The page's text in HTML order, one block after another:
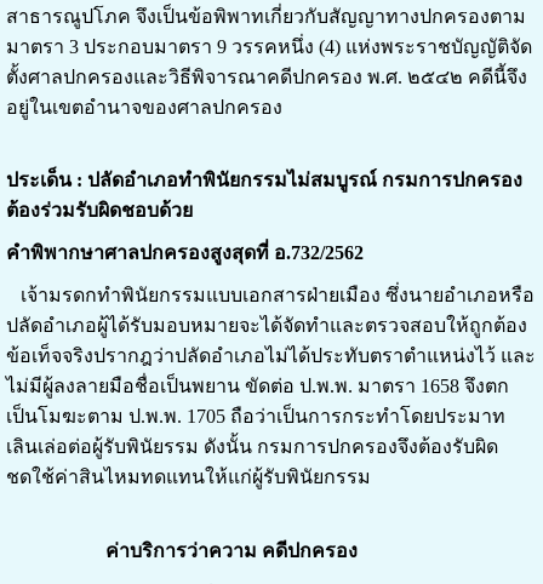
สาธารณูปโภค จึงเป็นข้อพิพาทเกี่ยวกับสัญญาทางปกครองตาม
มาตรา 3 ประกอบมาตรา 9 วรรคหนึ่ง (4) แห่งพระราชบัญญัติจัด
ตั้งศาลปกครองและวิธีพิจารณาคดีปกครอง พ.ศ. ๒๕๔๒ คดีนี้จึง
อยู่ในเขตอำนาจของศาลปกครอง
ประเด็น : ปลัดอำเภอทำพินัยกรรมไม่สมบูรณ์ กรมการปกครอง
ต้องร่วมรับผิดชอบด้วย
คำพิพากษาศาลปกครองสูงสุดที่ อ.732/2562
เจ้ามรดกทำพินัยกรรมแบบเอกสารฝ่ายเมือง ซึ่งนายอำเภอหรือ
ปลัดอำเภอผู้ได้รับมอบหมายจะได้จัดทำและตรวจสอบให้ถูกต้อง
ข้อเท็จจริงปรากฎว่าปลัดอำเภอไม่ได้ประทับตราตำแหน่งไว้ และ
ไม่มีผู้ลงลายมือชื่อเป็นพยาน ขัดต่อ ป.พ.พ. มาตรา 1658 จึงตก
เป็นโมฆะตาม ป.พ.พ. 1705 ถือว่าเป็นการกระทำโดยประมาท
เลินเล่อต่อผู้รับพินัยรรม ดังนั้น กรมการปกครองจึงต้องรับผิด
ชดใช้ค่าสินไหมทดแทนให้แก่ผู้รับพินัยกรรม
ค่าบริการว่าความ คดีปกครอง